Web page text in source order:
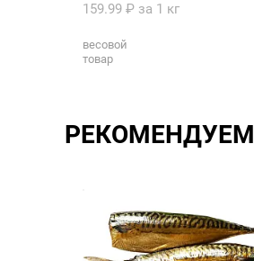
159.99 ₽ за 1 кг
весовой
товар
РЕКОМЕНДУЕМ